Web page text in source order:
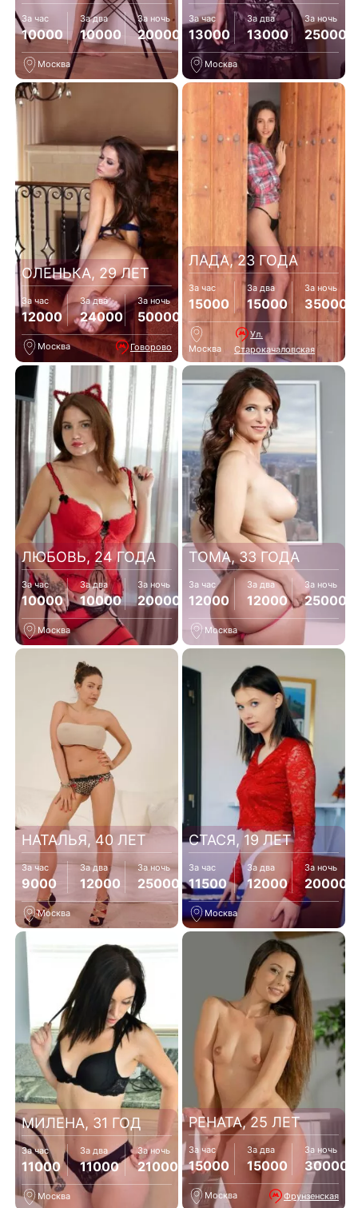
За час
10000
За два
10000
За ночь
20000
Москва
За час
13000
За два
13000
За ночь
25000
Москва
ОЛЕНЬКА, 29 ЛЕТ
За час
12000
За два
24000
За ночь
50000
Москва Говорово
ЛАДА, 23 ГОДА
За час
15000
За два
15000
За ночь
35000
Москва
Ул.
Старокачаловская
ЛЮБОВЬ, 24 ГОДА
За час
10000
За два
10000
За ночь
20000
Москва
ТОМА, 33 ГОДА
За час
12000
За два
12000
За ночь
25000
Москва
НАТАЛЬЯ, 40 ЛЕТ
За час
9000
За два
12000
За ночь
25000
Москва
СТАСЯ, 19 ЛЕТ
За час
11500
За два
12000
За ночь
20000
Москва
МИЛЕНА, 31 ГОД
За час
11000
За два
11000
За ночь
21000
Москва
РЕНАТА, 25 ЛЕТ
За час
15000
За два
15000
За ночь
30000
Москва Фрунзенская